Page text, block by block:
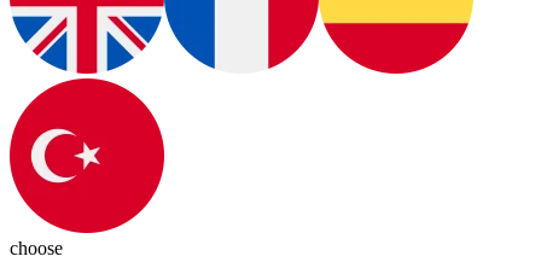
choose